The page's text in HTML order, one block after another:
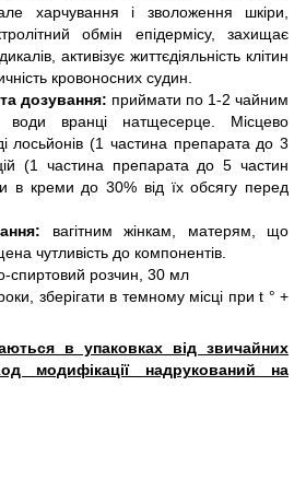
харчування і зволоження шкіри,
обмін епідермісу, захищає
активізує життєдіяльність клітин
кровоносних судин.
дозування: приймати по 1-2 чайним
вранці натщесерце. Місцево
лосьйонів (1 частина препарата до 3
(1 частина препарата до 5 частин
в креми до 30% від їх обсягу перед
вагітним жінкам, матерям, що
чутливість до компонентів.
спиртовий розчин, 30 мл
зберігати в темному місці при t ° +
в упаковках від звичайних
модифікації надрукований на